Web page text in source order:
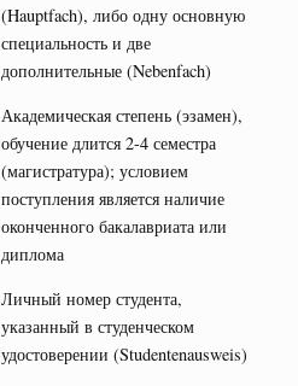
(Hauptfach), либо одну основную
специальность и две
дополнительные (Nebenfach)
Академическая степень (эзамен),
обучение длится 2-4 семестра
(магистратура); условием
поступления является наличие
оконченного бакалавриата или
диплома
Личный номер студента,
указанный в студенческом
удостоверении (Studentenausweis)